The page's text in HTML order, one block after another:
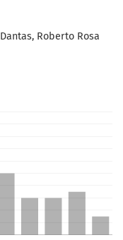
Roberto Rosa